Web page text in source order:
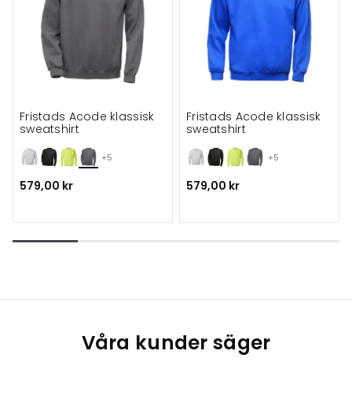
+5
Fristads Acode klassisk
sweatshirt
579,00 kr
+5
Fristads Acode klassisk
sweatshirt
579,00 kr
Våra kunder säger